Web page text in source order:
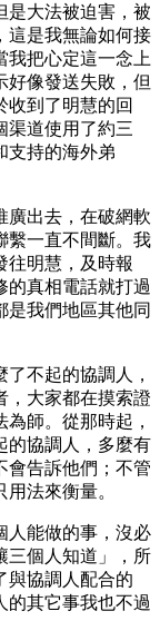
是大法被迫害，被
這是我無論如何接
我把心定這一念上
好像發送失敗，但
收到了明慧的回
渠道使用了約三
支持的海外弟
廣出去，在破網軟
繫一直不間斷。我
往明慧，及時報
的真相電話就打過
是我們地區其他同
不起的協調人，
，大家都在摸索證
師。從那時起，
的協調人，多麼有
會告訴他們；不管
法來衡量。
人能做的事，沒必
三個人知道」，所
與協調人配合的
的其它事我也不過